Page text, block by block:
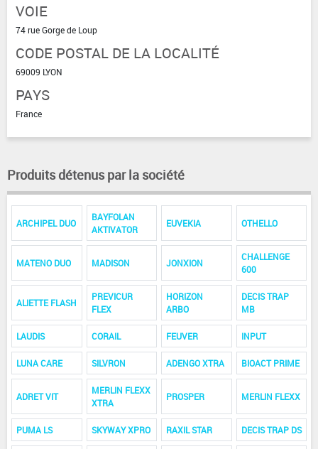
VOIE
74 rue Gorge de Loup
CODE POSTAL DE LA LOCALITÉ
69009 LYON
PAYS
France
Produits détenus par la société
ARCHIPEL DUO
BAYFOLAN
AKTIVATOR
EUVEKIA OTHELLO
MATENO DUO MADISON JONXION
CHALLENGE
600
ALIETTE FLASH
PREVICUR
FLEX
HORIZON
ARBO
DECIS TRAP
MB
LAUDIS CORAIL FEUVER INPUT
LUNA CARE SILVRON ADENGO XTRA BIOACT PRIME
ADRET VIT
MERLIN FLEXX
XTRA
PROSPER MERLIN FLEXX
PUMA LS SKYWAY XPRO RAXIL STAR DECIS TRAP DS